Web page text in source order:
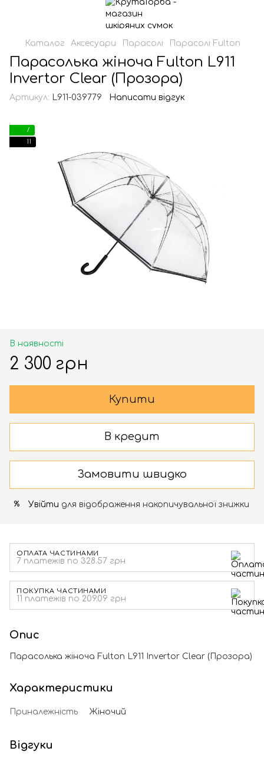
Каталог Аксесуари Парасолі Парасолі Fulton
Парасолька жіноча Fulton L911
Invertor Clear (Прозора)
Артикул: L911-039779 Написати відгук
7
11
В наявності
2 300 грн
Купити
В кредит
Замовити швидко
% Увійти для відображення накопичувальної знижки
ОПЛАТА ЧАСТИНАМИ
7 платежів по 328.57 грн
ПОКУПКА ЧАСТИНАМИ
11 платежів по 209.09 грн
Опис
Парасолька жіноча Fulton L911 Invertor Clear (Прозора)
Характеристики
Приналежність Жіночий
Відгуки